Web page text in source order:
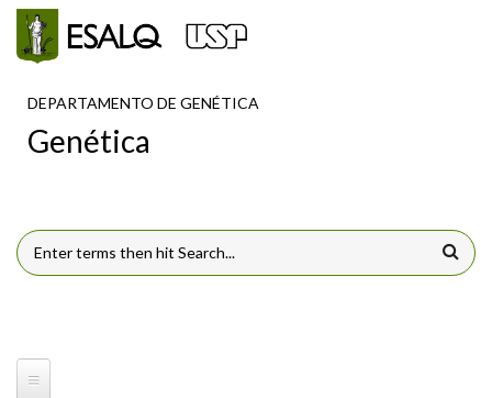
Pular para o conteúdo principal
DEPARTAMENTO DE GENÉTICA
Genética
FORMULÁRIO DE BUSCA